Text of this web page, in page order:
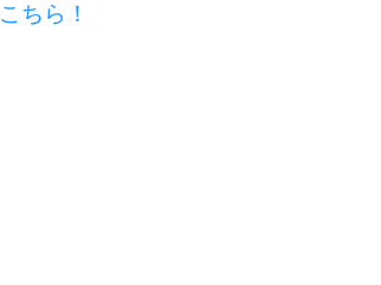
こちら！